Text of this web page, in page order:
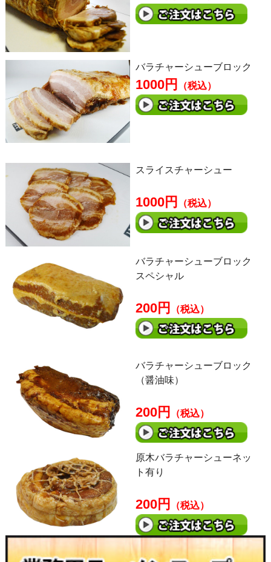
バラチャーシューブロック
1000円 （税込）
スライスチャーシュー
1000円 （税込）
バラチャーシューブロック
スペシャル
200円 （税込）
バラチャーシューブロック
（醤油味）
200円 （税込）
原木バラチャーシューネッ
ト有り
200円 （税込）